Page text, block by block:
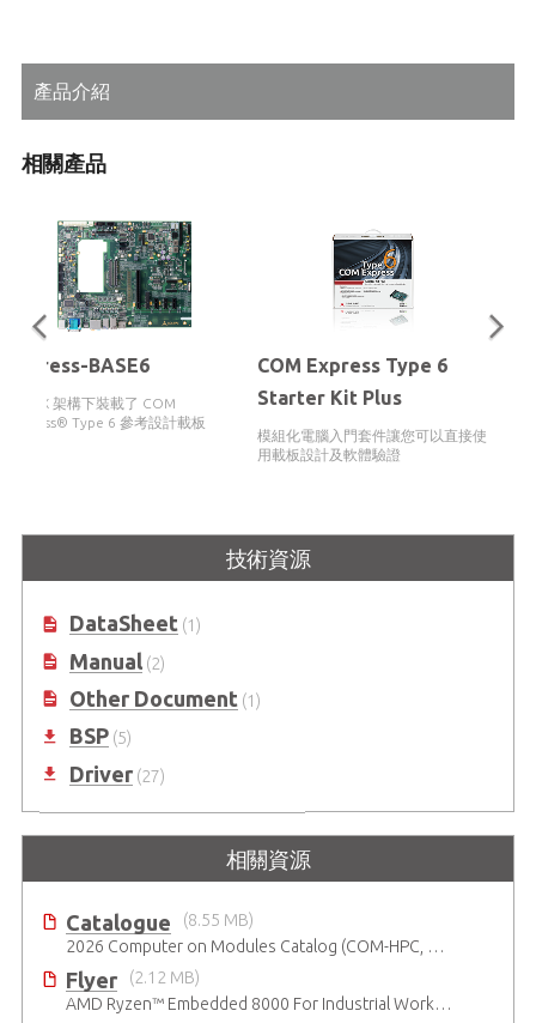
產品介紹
相關產品
Express-BASE6
於 ATX 架構下裝載了 COM
Express® Type 6 參考設計載板
COM Express Type 6
Starter Kit Plus
模組化電腦入門套件讓您可以直接使
用載板設計及軟體驗證
技術資源
DataSheet(1)
Manual(2)
Other Document(1)
BSP(5)
Driver(27)
相關資源
Catalogue
(8.55 MB)
2026 Computer on Modules Catalog (COM-HPC, COM Express , SMARC, OSM, Qseven and ETX)
Flyer
(2.12 MB)
AMD Ryzen™ Embedded 8000 For Industrial Workloads